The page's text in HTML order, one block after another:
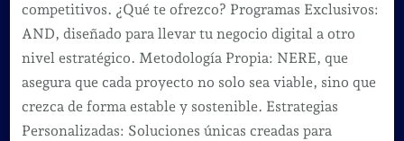
competitivos. ¿Qué te ofrezco? Programas Exclusivos:
AND, diseñado para llevar tu negocio digital a otro
nivel estratégico. Metodología Propia: NERE, que
asegura que cada proyecto no solo sea viable, sino que
crezca de forma estable y sostenible. Estrategias
Personalizadas: Soluciones únicas creadas para